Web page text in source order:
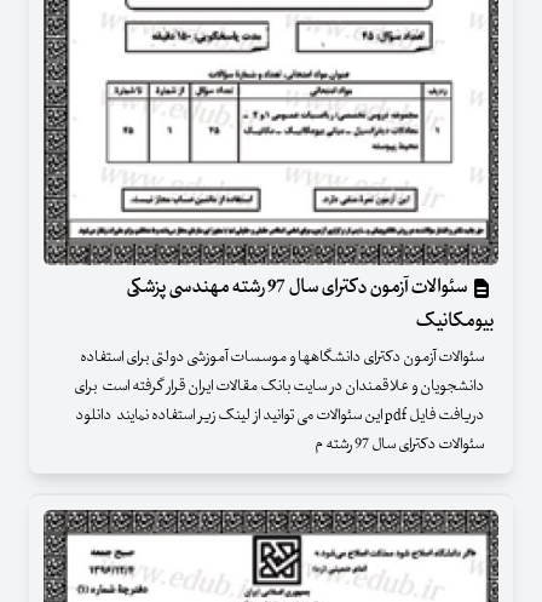
سئوالات آزمون دکترای سال 97 رشته مهندسی پزشکی
بیومکانیک
سئوالات آزمون دکترای دانشگاهها و موسسات آموزشی دولتی برای استفاده
دانشجویان و علاقمندان در سایت بانک مقالات ایران قرار گرفته است برای
دریافت فایل pdf این سئوالات می توانید از لینک زیر استفاده نمایند دانلود
سئوالات دکترای سال 97 رشته م